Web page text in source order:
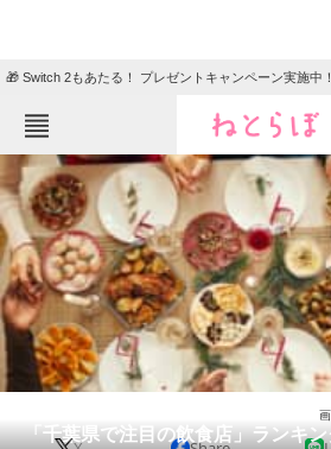
🎁 Switch 2もあたる！ プレゼントキャンペーン実施中！
ねとらぼメニュー
TOP ニュース
エンタメ クイズ
グルメ 地域
住まい 教育・
動物 リサーチ
会員記事
「千葉県で注目の飲食店」ランキ